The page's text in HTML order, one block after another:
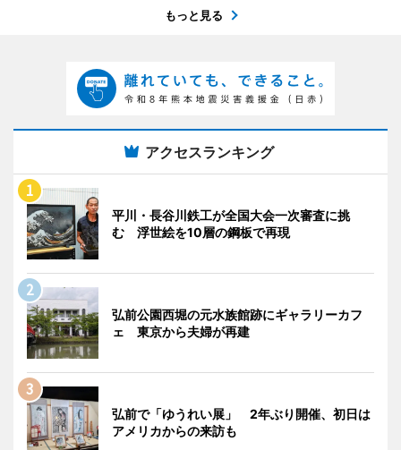
もっと見る
アクセスランキング
平川・長谷川鉄工が全国大会一次審査に挑
む 浮世絵を10層の鋼板で再現
弘前公園西堀の元水族館跡にギャラリーカフ
ェ 東京から夫婦が再建
弘前で「ゆうれい展」 2年ぶり開催、初日は
アメリカからの来訪も